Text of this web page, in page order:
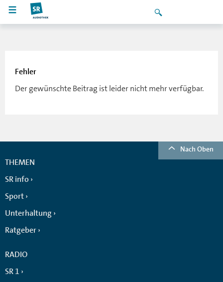
Fehler
Der gewünschte Beitrag ist leider nicht mehr verfügbar.
Nach Oben
THEMEN
SR info
Sport
Unterhaltung
Ratgeber
RADIO
SR 1